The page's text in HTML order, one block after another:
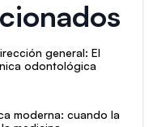
general: El
odontológica
moderna: cuando la